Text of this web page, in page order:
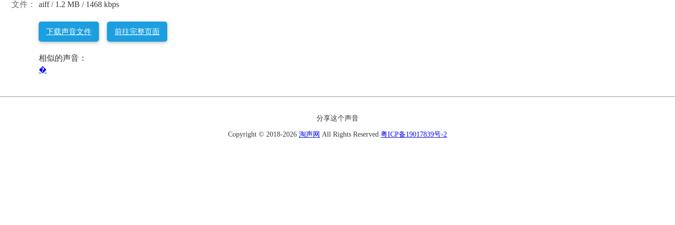
文件： aiff / 1.2 MB / 1468 kbps
下载声音文件 前往完整页面
相似的声音：
�
分享这个声音
Copyright © 2018-2026 淘声网 All Rights Reserved 粤ICP备19017839号-2